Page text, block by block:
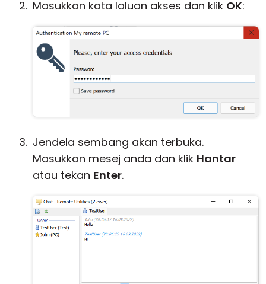
Masukkan kata laluan akses dan klik OK:
Jendela sembang akan terbuka.
Masukkan mesej anda dan klik Hantar
atau tekan Enter.